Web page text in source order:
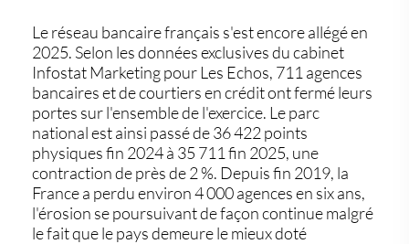
Le réseau bancaire français s'est encore allégé en
2025. Selon les données exclusives du cabinet
Infostat Marketing pour Les Echos, 711 agences
bancaires et de courtiers en crédit ont fermé leurs
portes sur l'ensemble de l'exercice. Le parc
national est ainsi passé de 36 422 points
physiques fin 2024 à 35 711 fin 2025, une
contraction de près de 2 %. Depuis fin 2019, la
France a perdu environ 4 000 agences en six ans,
l'érosion se poursuivant de façon continue malgré
le fait que le pays demeure le mieux doté